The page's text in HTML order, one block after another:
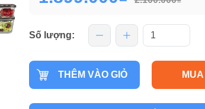
Số lượng:
THÊM VÀO GIỎ